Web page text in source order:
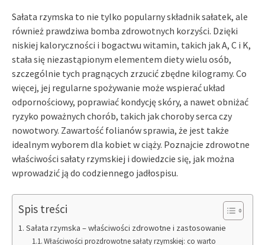
Sałata rzymska to nie tylko popularny składnik sałatek, ale
również prawdziwa bomba zdrowotnych korzyści. Dzięki
niskiej kaloryczności i bogactwu witamin, takich jak A, C i K,
stała się niezastąpionym elementem diety wielu osób,
szczególnie tych pragnących zrzucić zbędne kilogramy. Co
więcej, jej regularne spożywanie może wspierać układ
odpornościowy, poprawiać kondycję skóry, a nawet obniżać
ryzyko poważnych chorób, takich jak choroby serca czy
nowotwory. Zawartość folianów sprawia, że jest także
idealnym wyborem dla kobiet w ciąży. Poznajcie zdrowotne
właściwości sałaty rzymskiej i dowiedzcie się, jak można
wprowadzić ją do codziennego jadłospisu.
Spis treści
Sałata rzymska – właściwości zdrowotne i zastosowanie
Właściwości prozdrowotne sałaty rzymskiej: co warto